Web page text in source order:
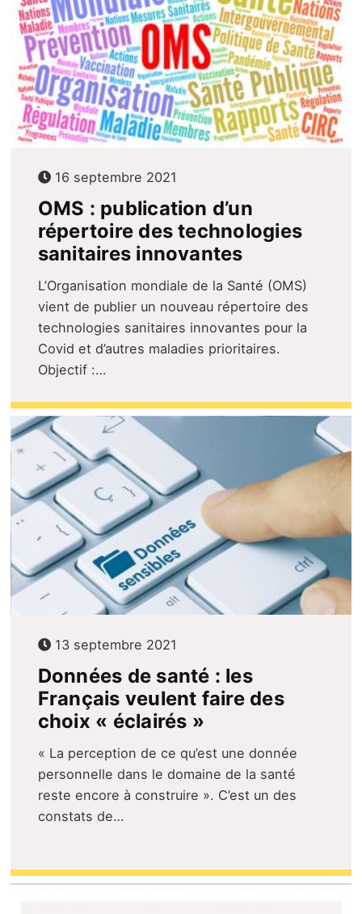
16 septembre 2021
OMS : publication d’un
répertoire des technologies
sanitaires innovantes
L’Organisation mondiale de la Santé (OMS)
vient de publier un nouveau répertoire des
technologies sanitaires innovantes pour la
Covid et d’autres maladies prioritaires.
Objectif :…
13 septembre 2021
Données de santé : les
Français veulent faire des
choix « éclairés »
« La perception de ce qu’est une donnée
personnelle dans le domaine de la santé
reste encore à construire ». C’est un des
constats de…